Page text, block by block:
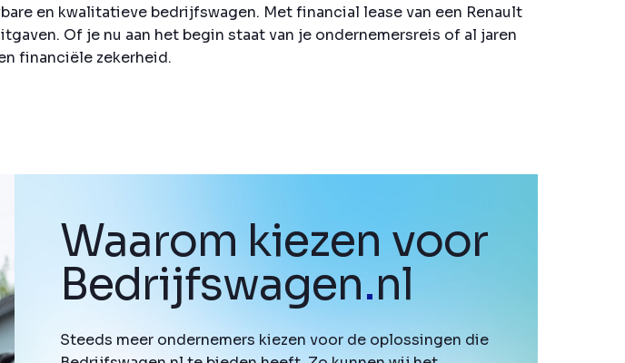
en kwalitatieve bedrijfswagen. Met financial lease van een Renault
Of je nu aan het begin staat van je ondernemersreis of al jaren
financiële zekerheid.
Waarom kiezen voor
Bedrijfswagen.nl
Steeds meer ondernemers kiezen voor de oplossingen die